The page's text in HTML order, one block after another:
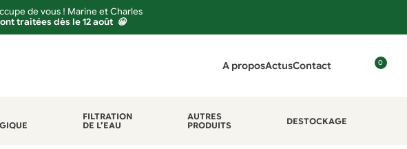
de vous ! Marine et Charles
traitées dès le 12 août 😀
A proposActusContact
n
0
FILTRATION
DE L’EAU
AUTRES
PRODUITS
DESTOCKAGE